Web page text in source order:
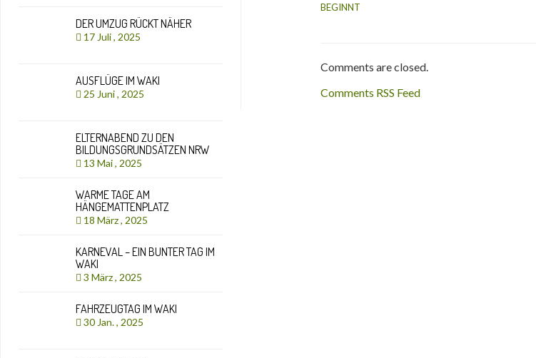
BEGINNT
Comments are closed.
Comments RSS Feed
DER UMZUG RÜCKT NÄHER
17 Juli , 2025
AUSFLÜGE IM WAKI
25 Juni , 2025
ELTERNABEND ZU DEN
BILDUNGSGRUNDSÄTZEN NRW
13 Mai , 2025
WARME TAGE AM
HÄNGEMATTENPLATZ
18 März , 2025
KARNEVAL – EIN BUNTER TAG IM
WAKI
3 März , 2025
FAHRZEUGTAG IM WAKI
30 Jan. , 2025